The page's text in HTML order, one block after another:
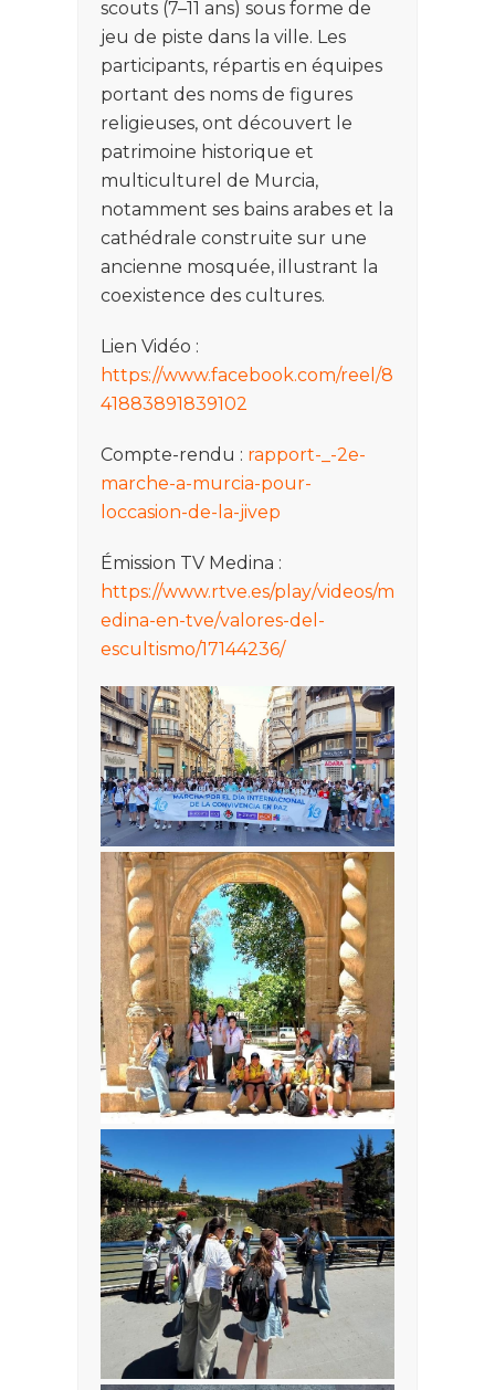
scouts (7–11 ans) sous forme de
jeu de piste dans la ville. Les
participants, répartis en équipes
portant des noms de figures
religieuses, ont découvert le
patrimoine historique et
multiculturel de Murcia,
notamment ses bains arabes et la
cathédrale construite sur une
ancienne mosquée, illustrant la
coexistence des cultures.
Lien Vidéo :
https://www.facebook.com/reel/8
41883891839102
Compte-rendu : rapport-_-2e-
marche-a-murcia-pour-
loccasion-de-la-jivep
Émission TV Medina :
https://www.rtve.es/play/videos/m
edina-en-tve/valores-del-
escultismo/17144236/